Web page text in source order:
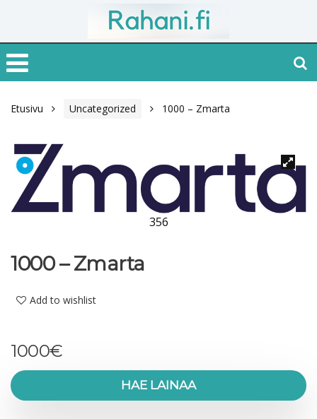
Etusivu Uncategorized 1000 – Zmarta
356
1000 – Zmarta
Add to wishlist
1000€
HAE LAINAA